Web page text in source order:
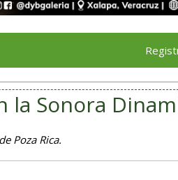
Registra
la Sonora
Poza Rica.